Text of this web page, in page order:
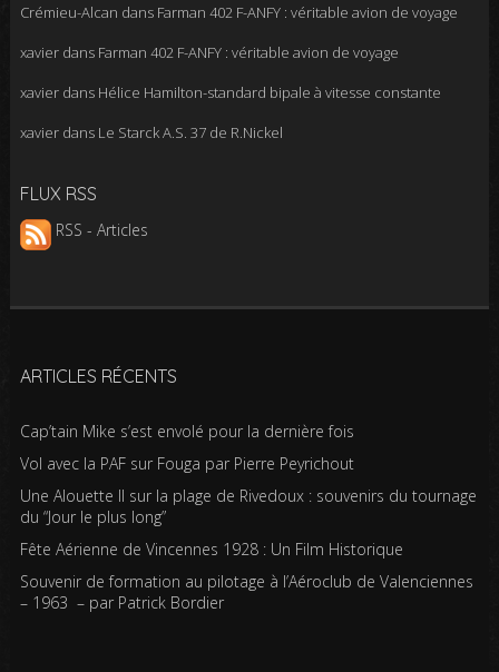
Crémieu-Alcan dans Farman 402 F-ANFY : véritable avion de voyage
xavierdans Farman 402 F-ANFY : véritable avion de voyage
xavierdans Hélice Hamilton-standard bipale à vitesse constante
xavierdans Le Starck A.S. 37 de R.Nickel
FLUX RSS
RSS - Articles
ARTICLES RÉCENTS
Cap’tain Mike s’est envolé pour la dernière fois
Vol avec la PAF sur Fouga par Pierre Peyrichout
Une Alouette II sur la plage de Rivedoux : souvenirs du tournage
du “Jour le plus long”
Fête Aérienne de Vincennes 1928 : Un Film Historique
Souvenir de formation au pilotage à l’Aéroclub de Valenciennes
– 1963 – par Patrick Bordier